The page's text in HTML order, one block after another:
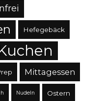
Hefegebäck
Mittagessen
Nudeln Ostern